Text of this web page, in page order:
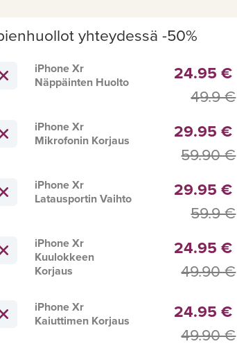
yhteydessä -50%
iPhone Xr
Näppäinten Huolto
24.95 €
49.9 €
iPhone Xr
Mikrofonin Korjaus
29.95 €
59.90 €
iPhone Xr
Latausportin Vaihto
29.95 €
59.9 €
iPhone Xr
Kuulokkeen
Korjaus
24.95 €
49.90 €
iPhone Xr
Kaiuttimen Korjaus
24.95 €
49.90 €